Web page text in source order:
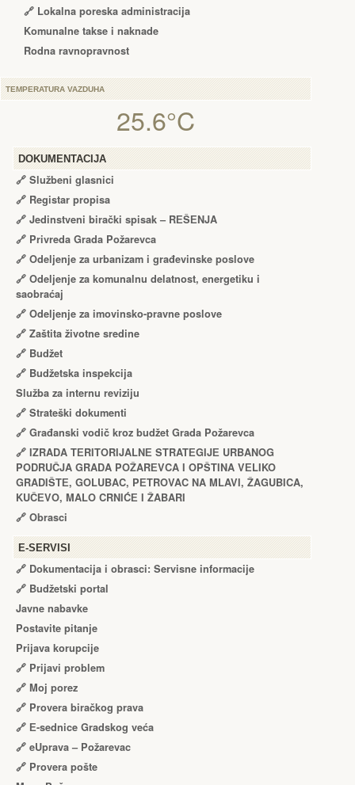
🔗 Lokalna poreska administracija
Komunalne takse i naknade
Rodna ravnopravnost
TEMPERATURA VAZDUHA
25.6°C
DOKUMENTACIJA
🔗 Službeni glasnici
🔗 Registar propisa
🔗 Jedinstveni birački spisak – RЕŠЕNJA
🔗 Privreda Grada Požarevca
🔗 Odeljenje za urbanizam i građevinske poslove
🔗 Odeljenje za komunalnu delatnost, energetiku i
saobraćaj
🔗 Odeljenje za imovinsko-pravne poslove
🔗 Zaštita životne sredine
🔗 Budžet
🔗 Budžetska inspekcija
Služba za internu reviziju
🔗 Strateški dokumenti
🔗 Građanski vodič kroz budžet Grada Požarevca
🔗 IZRADA TЕRITORIJALNЕ STRATЕGIJЕ URBANOG
PODRUČJA GRADA POŽARЕVCA I OPŠTINA VЕLIKO
GRADIŠTЕ, GOLUBAC, PЕTROVAC NA MLAVI, ŽAGUBICA,
KUČЕVO, MALO CRNIĆЕ I ŽABARI
🔗 Obrasci
Е-SERVISI
🔗 Dokumentacija i obrasci: Servisne informacije
🔗 Budžetski portal
Javne nabavke
Postavite pitanje
Prijava korupcije
🔗 Prijavi problem
🔗 Moj porez
🔗 Provera biračkog prava
🔗 Е-sednice Gradskog veća
🔗 eUprava – Požarevac
🔗 Provera pošte